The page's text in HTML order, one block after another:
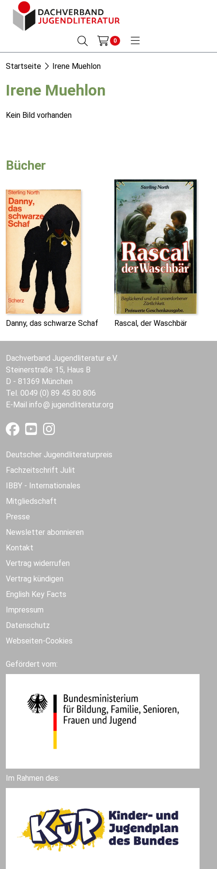
0
Startseite Irene Muehlon
Irene Muehlon
Kein Bild vorhanden
Bücher
Danny, das schwarze Schaf Rascal, der Waschbär
Dachverband Jugendliteratur e.V.
Steinerstraße 15, Haus B
D - 81369 München
Tel. 0049 (0) 89 45 80 806
E-Mail info jugendliteratur.org
Deutscher Jugendliteraturpreis
Fachzeitschrift Julit
IBBY - Internationales
Mitgliedschaft
Presse
Newsletter abonnieren
Kontakt
Vertrag widerrufen
Vertrag kündigen
English Key Facts
Impressum
Datenschutz
Webseiten-Cookies
Gefördert vom:
Im Rahmen des: